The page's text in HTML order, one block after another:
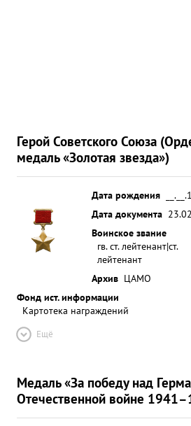
Герой Советского Союза
медаль «Золотая звезда»)
Дата рождения
Дата документа
Воинское звание
гв. ст. лейтенант|ст.
лейтенант
Архив ЦАМО
Фонд ист. информации
Картотека награждений
Ещё
Медаль «За победу над
Отечественной войне